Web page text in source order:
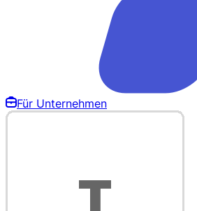
Für Unternehmen